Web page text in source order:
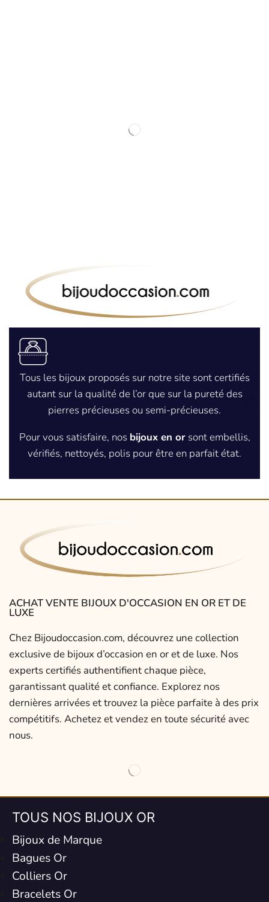
Tous les bijoux proposés sur notre site sont certifiés
autant sur la qualité de l’or que sur la pureté des
pierres précieuses ou semi-précieuses.
Pour vous satisfaire, nos bijoux en orsont embellis,
vérifiés, nettoyés, polis pour être en parfait état.
ACHAT VENTE BIJOUX D'OCCASION EN OR ET DE
LUXE
Chez Bijoudoccasion.com, découvrez une collection
exclusive de bijoux d’occasion en or et de luxe. Nos
experts certifiés authentifient chaque pièce,
garantissant qualité et confiance. Explorez nos
dernières arrivées et trouvez la pièce parfaite à des prix
compétitifs. Achetez et vendez en toute sécurité avec
nous.
TOUS NOS BIJOUX OR
Bijoux de Marque
Bagues Or
Colliers Or
Bracelets Or